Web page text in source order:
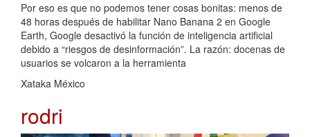
Por eso es que no podemos tener cosas bonitas: menos de
48 horas después de habilitar Nano Banana 2 en Google
Earth, Google desactivó la función de inteligencia artificial
debido a “riesgos de desinformación”. La razón: docenas de
usuarios se volcaron a la herramienta
Xataka México
rodri